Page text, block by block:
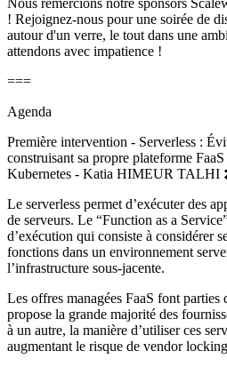
! Rejoignez-nous pour une soirée de
autour d'un verre, le tout dans une
attendons avec impatience !
===
Agenda
Première intervention - Serverless :
construisant sa propre plateforme
Kubernetes - Katia HIMEUR TALHI
Le serverless permet d’exécuter des
de serveurs. Le “Function as a
d’exécution qui consiste à considérer
fonctions dans un environnement
l’infrastructure sous-jacente.
Les offres managées FaaS font parties
propose la grande majorité des
à un autre, la manière d’utiliser ces
augmentant le risque de vendor